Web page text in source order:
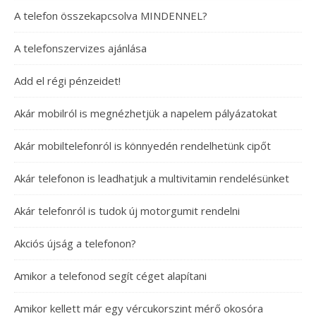
A telefon összekapcsolva MINDENNEL?
A telefonszervizes ajánlása
Add el régi pénzeidet!
Akár mobilról is megnézhetjük a napelem pályázatokat
Akár mobiltelefonról is könnyedén rendelhetünk cipőt
Akár telefonon is leadhatjuk a multivitamin rendelésünket
Akár telefonról is tudok új motorgumit rendelni
Akciós újság a telefonon?
Amikor a telefonod segít céget alapítani
Amikor kellett már egy vércukorszint mérő okosóra